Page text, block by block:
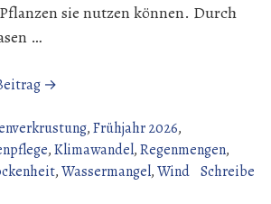
sie nutzen können. Durch
…
→
,Frühjahr 2026,
,Klimawandel,Regenmengen,
,Wassermangel,Wind Schreibe